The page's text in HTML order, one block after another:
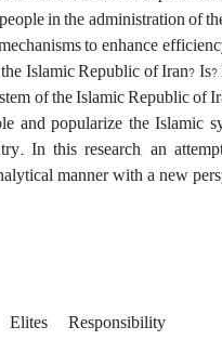
in the administration of
to enhance
Islamic Republic of Iran?
of the Islamic Republic of
and popularize the Islamic
In this research, an
manner with a new
Elites Responsibility